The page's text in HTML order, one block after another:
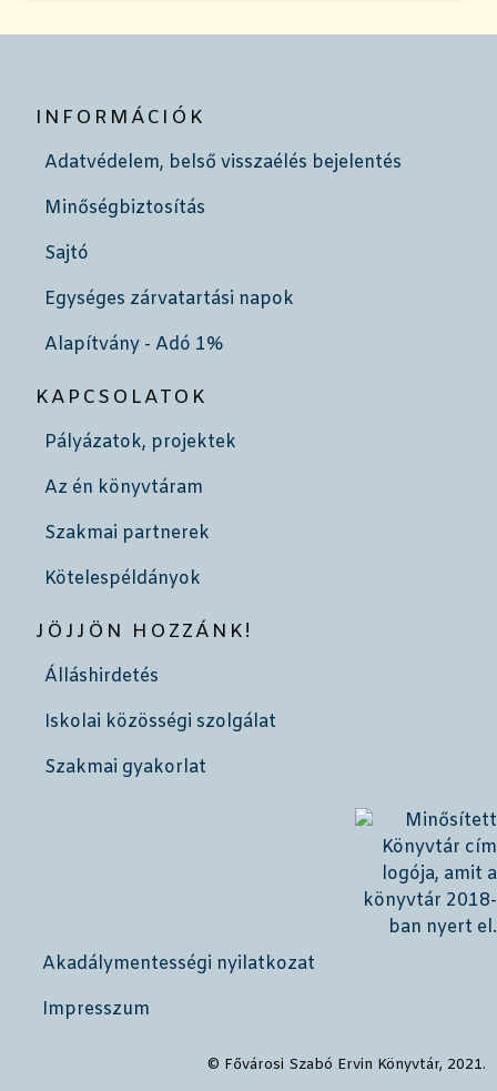
INFORMÁCIÓK
Adatvédelem, belső visszaélés bejelentés
Minőségbiztosítás
Sajtó
Egységes zárvatartási napok
Alapítvány - Adó 1%
KAPCSOLATOK
Pályázatok, projektek
Az én könyvtáram
Szakmai partnerek
Kötelespéldányok
JÖJJÖN HOZZÁNK!
Álláshirdetés
Iskolai közösségi szolgálat
Szakmai gyakorlat
Akadálymentességi nyilatkozat
Impresszum
© Fővárosi Szabó Ervin Könyvtár, 2021.